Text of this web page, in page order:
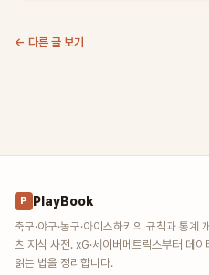
← 다른 글 보기
P PlayBook
축구·야구·농구·아이스하키의 규칙과 통계
츠 지식 사전. xG·세이버메트릭스부터 데이
읽는 법을 정리합니다.